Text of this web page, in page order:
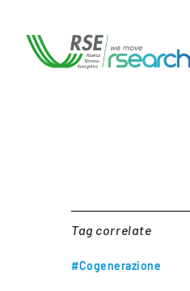
Tag correlate
#Cogenerazione